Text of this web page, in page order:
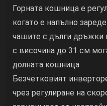
Горната кошница е
когато е напълно
чашите с дълги дръжки
с височина до 31 см
долната кошница.
Безчетковият
чрез регулиране на